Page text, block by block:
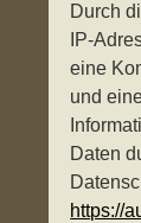
Durch
IP-
eine
und
Daten
https://